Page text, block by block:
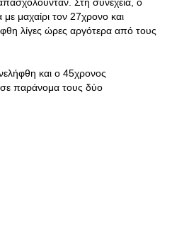
μαχαίρι τον 27χρονο και
λίγες ώρες αργότερα από τους
και ο 45χρονος
παράνομα τους δύο